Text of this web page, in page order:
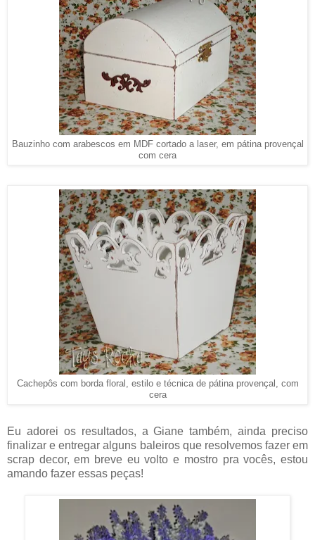
Bauzinho com arabescos em MDF cortado a laser, em pátina provençal
com cera
Cachepôs com borda floral, estilo e técnica de pátina provençal, com
cera
Eu adorei os resultados, a Giane também, ainda preciso
finalizar e entregar alguns baleiros que resolvemos fazer em
scrap decor, em breve eu volto e mostro pra vocês, estou
amando fazer essas peças!